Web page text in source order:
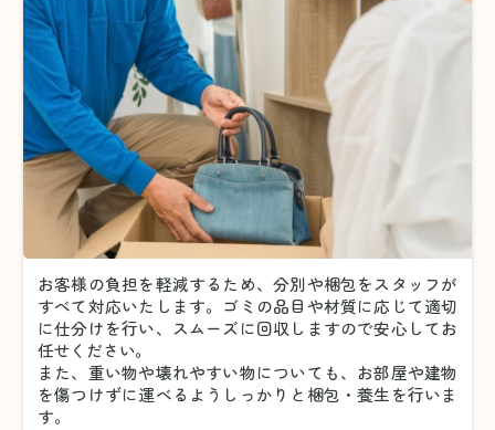
お客様の負担を軽減するため、分別や梱包をスタッフが
すべて対応いたします。 ゴミの品目や材質に応じて適切
に仕分けを行い、スムーズに回収しますので安心してお
任せください。
また、重い物や壊れやすい物についても、お部屋や建物
を傷つけずに運べるようしっかりと梱包・養生を行いま
す。